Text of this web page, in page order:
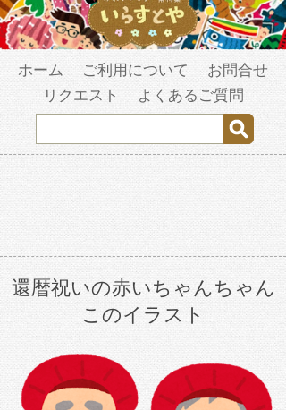
ホーム ご利用について
お問合せ
リクエスト
よくあるご質問
還暦祝いの赤いちゃんちゃん
このイラスト